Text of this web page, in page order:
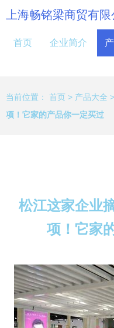
上海畅铭梁商贸有限
首页 企业简介
当前位置： 首页 > 产品大全 >
项！它家的产品你一定买过
松江这家企业
项！它家